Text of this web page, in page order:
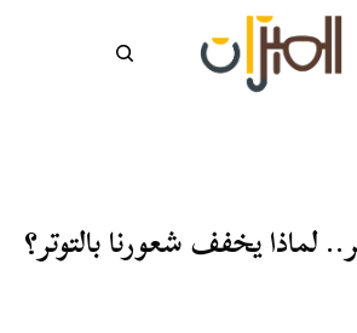
يخفف شعورنا بالتوتر؟